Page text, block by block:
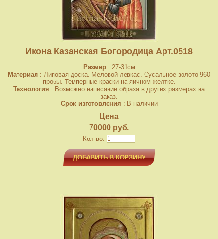
Икона Казанская Богородица Арт.0518
Размер: 27-31см
Материал : Липовая доска. Меловой левкас. Сусальное золото 960
пробы. Темперные краски на яичном желтке.
Технология : Возможно написание образа в других размерах на
заказ.
Срок изготовления : В наличии
Цена
70000 руб.
Кол-во:
ДОБАВИТЬ В КОРЗИНУ